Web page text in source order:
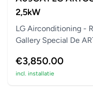
2,5kW
LG Airconditioning -
Gallery Special De
€3,850.00
incl. installatie